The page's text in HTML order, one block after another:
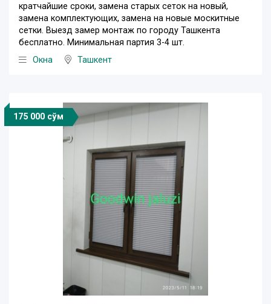
кратчайшие сроки, замена старых сеток на новый,
замена комплектующих, замена на новые москитные
сетки. Выезд замер монтаж по городу Ташкента
бесплатно. Минимальная партия 3-4 шт.
Окна
Ташкент
175 000 сўм